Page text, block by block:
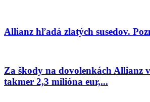
Allianz hľadá zlatých susedov.
Za škody na dovolenkách Allianz
takmer 2,3 milióna eur,...